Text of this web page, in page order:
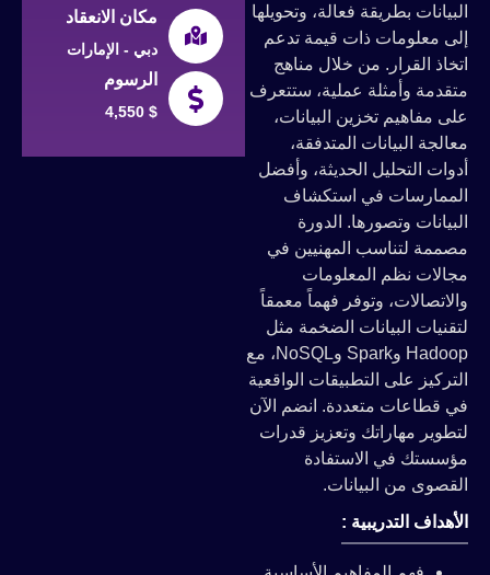
البيانات بطريقة فعالة، وتحويلها
إلى معلومات ذات قيمة تدعم
اتخاذ القرار. من خلال مناهج
متقدمة وأمثلة عملية، ستتعرف
على مفاهيم تخزين البيانات،
معالجة البيانات المتدفقة،
أدوات التحليل الحديثة، وأفضل
الممارسات في استكشاف
البيانات وتصورها. الدورة
مصممة لتناسب المهنيين في
مجالات نظم المعلومات
والاتصالات، وتوفر فهماً معمقاً
لتقنيات البيانات الضخمة مثل
Hadoop وSpark وNoSQL، مع
التركيز على التطبيقات الواقعية
في قطاعات متعددة. انضم الآن
لتطوير مهاراتك وتعزيز قدرات
مؤسستك في الاستفادة
القصوى من البيانات.
الأهداف التدريبية :
مكان الانعقاد
دبي - الإمارات
الرسوم
4,550 $